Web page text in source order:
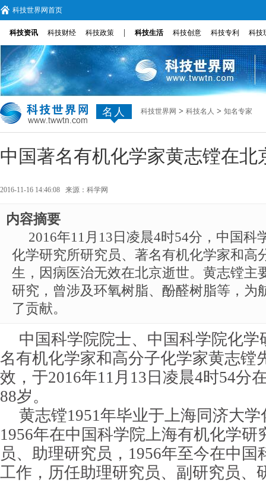
科技世界网首页
科技资讯 科技财经 科技政策 科技生活 科技创意 科技专利 科技
名人 科技世界网 > 科技名人 > 知名专家
中国著名有机化学家黄志镗在北
2016-11-16 14:46:08 来源： 科学网
内容摘要
2016年11月13日凌晨4时54分，​中国科
化学研究所研究员、著名有机化学家和高
生，因病医治无效在北京逝世。黄志镗主
研究，曾涉及环氧树脂、酚醛树脂等，为
了贡献。
中国科学院院士、中国科学院化学
名有机化学家和高分子化学家黄志镗
效，于2016年11月13日凌晨4时54分
88岁。
黄志镗1951年毕业于上海同济大
1956年在中国科学院上海有机化学研
员、助理研究员，1956年至今在中国
工作，历任助理研究员、副研究员、